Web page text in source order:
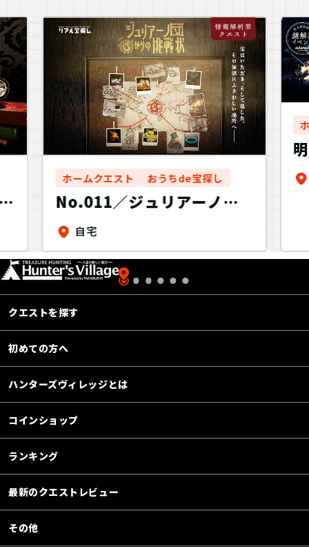
ホームクエスト おうちde宝探し
No.011／ジュリアーノ団
からの挑戦状
自宅
クエストを探す
初めての方へ
ハンターズヴィレッジとは
コインショップ
ランキング
最新のクエストレビュー
その他